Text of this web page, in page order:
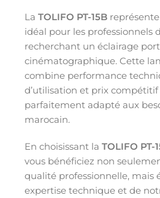
La TOLIFO PT-15B
idéal pour les professionnels
recherchant un éclairage
cinématographique. Cette
combine performance
d’utilisation et prix
parfaitement adapté aux
marocain.
En choisissant la TOLIFO PT-
vous bénéficiez non
qualité professionnelle, mais
expertise technique et de